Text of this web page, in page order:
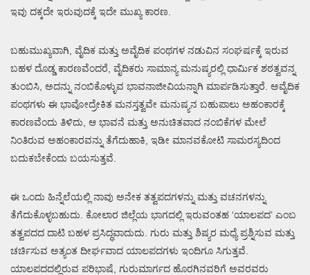
ಇವು ದಕ್ಕದೇ ಇರುವುದಕ್ಕೆ ಇದೇ ಮುಖ್ಯ ಕಾರಣ.
ಬಹುಮುಖ್ಯವಾಗಿ, ವೈದಿಕ ಮತ್ತು ಅವೈದಿಕ ಪಂಥಗಳ ನಡುವಿನ ಸಂಘರ್ಷಕ್ಕೆ ಇರುವ
ಬಹಳ ದೊಡ್ಡ ಕಾರಣವೆಂದರೆ, ವೈದಿಕರು ಸಾಮಾನ್ಯ ಮನುಷ್ಯರಲ್ಲಿ ಧಾರ್ಮಿಕ ಶಠತ್ವವನ್ನ
ತುಂಬಿಸಿ, ಅದನ್ನು ನಂಬಿಕೊಳ್ಳುವ ಭಾವನಾಜೀವಿಯನ್ನಾಗಿ ಮಾರ್ಪಡಿಸುತ್ತಾರೆ. ಅವೈದಿಕ
ಪಂಥಗಳು ಈ ಭಾವೋದ್ರೇಕಿತ ಮನಸ್ತತ್ವವೇ ಮನುಷ್ಯನ ಬಹುಪಾಲು ಅಹಂಕಾರಕ್ಕೆ
ಕಾರಣವೆಂದು ತಿಳಿದು, ಆ ಭಾವನೆ ಮತ್ತು ಅನುಚಿತವಾದ ನಂಬಿಕೆಗಳ ಮೇಲೆ
ನಿಂತಿರುವ ಅಹಂಕಾರವನ್ನು ತೆಗೆದುಹಾಕಿ, ಇಡೀ ಮಾನವಕೋಟಿ ಸಾಮರಸ್ಯದಿಂದ
ಬದುಕಬೇಕೆಂದು ಬಯಸುತ್ತವೆ.
ಈ ಒಂದು ಹಿನ್ನೆಲೆಯಲ್ಲಿ ನಾವು ಅನೇಕ ತತ್ವಪದಗಳನ್ನು ಮತ್ತು ವಚನಗಳನ್ನು
ತೆಗೆದುಕೊಳ್ಳಬಹುದು. ಕೋಲಾರ ಜಿಲ್ಲೆಯ ಭಾಗದಲ್ಲಿ ಇರುವಂತಹ ‘ಯಾಲಪದ’ ಎಂಬ
ತತ್ವಪದದ ದಾಟಿ ಬಹಳ ಪ್ರಸಿದ್ಧವಾದುದು. ಗುರು ಮತ್ತು ಶಿಷ್ಯರ ಮಧ್ಯೆ ಪ್ರಶ್ನಿಸುವ ಮತ್ತು
ಚರ್ಚಿಸುವ ಅತ್ಯಂತ ದೀರ್ಘವಾದ ಯಾಲಪದಗಳು ಇಂದಿಗೂ ಸಿಗುತ್ತವೆ.
ಯಾಲಪದದಲ್ಲಿರುವ ಪರಿಭಾಷೆ, ಗುರುಮಾರ್ಗದ ಹೊರಗಿನವರಿಗೆ ಅವರವರು